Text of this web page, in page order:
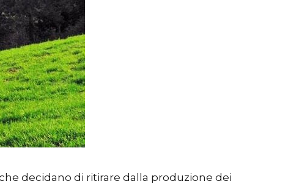
decidano di ritirare dalla produzione dei